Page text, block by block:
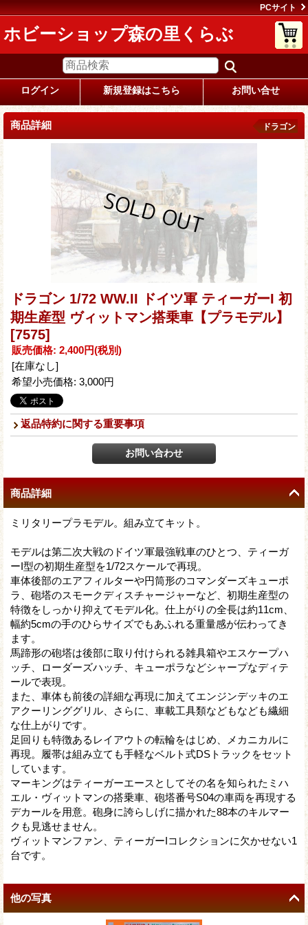
PCサイト
ホビーショップ森の里くらぶ
ログイン 新規登録はこちら お問い合せ
商品詳細 ドラゴン
ドラゴン 1/72 WW.II ドイツ軍 ティーガーI 初
期生産型 ヴィットマン搭乗車【プラモデル】
[7575]
販売価格: 2,400円(税別)
[在庫なし]
希望小売価格: 3,000円
返品特約に関する重要事項
商品詳細
ミリタリープラモデル。組み立てキット。
モデルは第二次大戦のドイツ軍最強戦車のひとつ、ティーガ
ーI型の初期生産型を1/72スケールで再現。
車体後部のエアフィルターや円筒形のコマンダーズキューポ
ラ、砲塔のスモークディスチャージャーなど、初期生産型の
特徴をしっかり抑えてモデル化。仕上がりの全長は約11cm、
幅約5cmの手のひらサイズでもあふれる重量感が伝わってき
ます。
馬蹄形の砲塔は後部に取り付けられる雑具箱やエスケープハ
ッチ、ローダーズハッチ、キューポラなどシャープなディテ
ールで表現。
また、車体も前後の詳細な再現に加えてエンジンデッキのエ
アクーリンググリル、さらに、車載工具類などもなども繊細
な仕上がりです。
足回りも特徴あるレイアウトの転輪をはじめ、メカニカルに
再現。履帯は組み立ても手軽なベルト式DSトラックをセット
しています。
マーキングはティーガーエースとしてその名を知られたミハ
エル・ヴィットマンの搭乗車、砲塔番号S04の車両を再現する
デカールを用意。砲身に誇らしげに描かれた88本のキルマー
クも見逃せません。
ヴィットマンファン、ティーガーIコレクションに欠かせない1
台です。
他の写真